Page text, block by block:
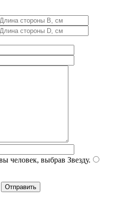
человек, выбрав Звезду.